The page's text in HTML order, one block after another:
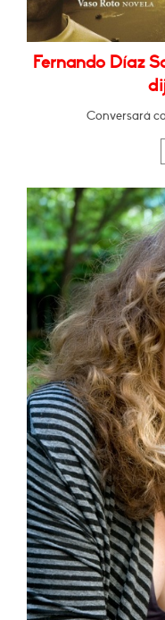
Fernando Díaz
Conversará